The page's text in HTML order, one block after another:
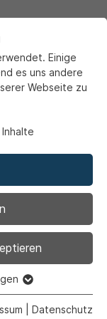
Einige
es uns andere
Webseite zu
Funktionen
Datenschutz